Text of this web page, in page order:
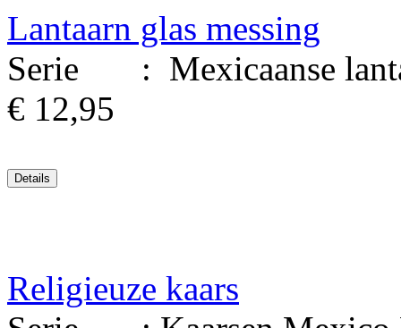
Lantaarn glas messing
Serie : Mexicaanse
€ 12,95
Religieuze kaars